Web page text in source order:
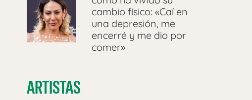
cambio físico: «Caí en
una depresión, me
encerré y me dio por
comer»
ARTISTAS